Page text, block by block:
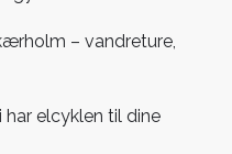
– vandreture,
har elcyklen til dine